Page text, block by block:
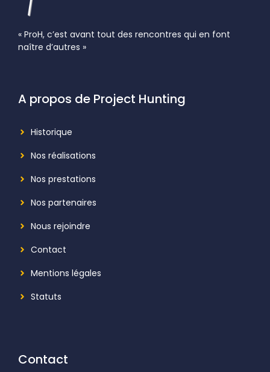
« ProH, c’est avant tout des rencontres qui en font
naître d’autres »
A propos de Project Hunting
Historique
Nos réalisations
Nos prestations
Nos partenaires
Nous rejoindre
Contact
Mentions légales
Statuts
Contact